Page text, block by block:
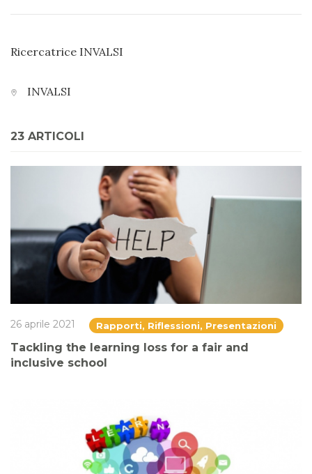
Ricercatrice INVALSI
INVALSI
23 ARTICOLI
26 aprile 2021 Rapporti, Riflessioni, Presentazioni
Tackling the learning loss for a fair and
inclusive school